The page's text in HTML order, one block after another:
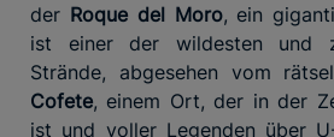
der Roque del Moro, ein
ist einer der wildesten und
Strände, abgesehen vom
Cofete, einem Ort, der in der
ist und voller Legenden über